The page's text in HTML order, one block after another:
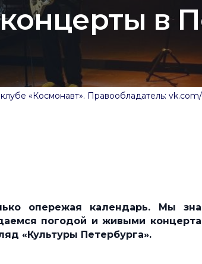
в
«Космонавт». Правообладатель:
опережая календарь. Мы
погодой и живыми
«Культуры Петербурга».